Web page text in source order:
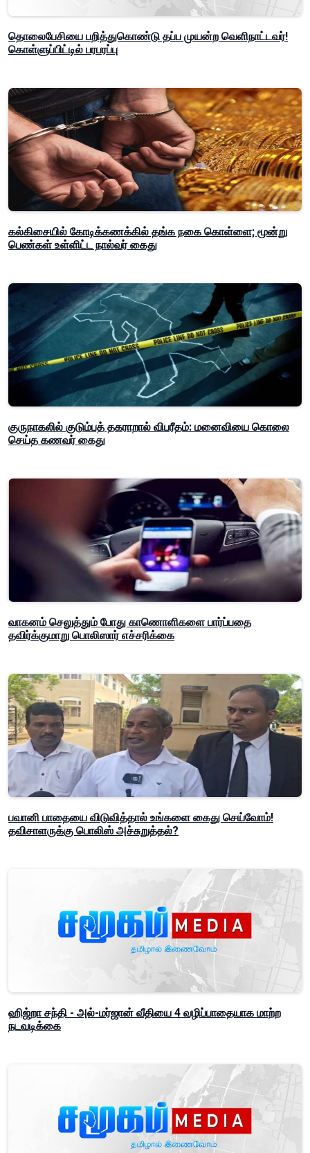
தொலைபேசியை பறித்துகொண்டு தப்ப முயன்ற வெளிநாட்டவர்!
கொள்ளுப்பிட்டில் பரபரப்பு
கல்கிசையில் கோடிக்கணக்கில் தங்க நகை கொள்ளை; மூன்று
பெண்கள் உள்ளிட்ட நால்வர் கைது
குருநாகலில் குடும்பத் தகராறால் விபரீதம்: மனைவியை கொலை
செய்த கணவர் கைது
வாகனம் செலுத்தும் போது காணொளிகளை பார்ப்பதை
தவிர்க்குமாறு பொலிஸார் எச்சரிக்கை
பவானி பாதையை விடுவித்தால் உங்களை கைது செய்வோம்!
தவிசாளருக்கு பொலிஸ் அச்சுறுத்தல்?
ஹிஜ்றா சந்தி - அல்-மர்ஜான் வீதியை 4 வழிப்பாதையாக மாற்ற
நடவடிக்கை